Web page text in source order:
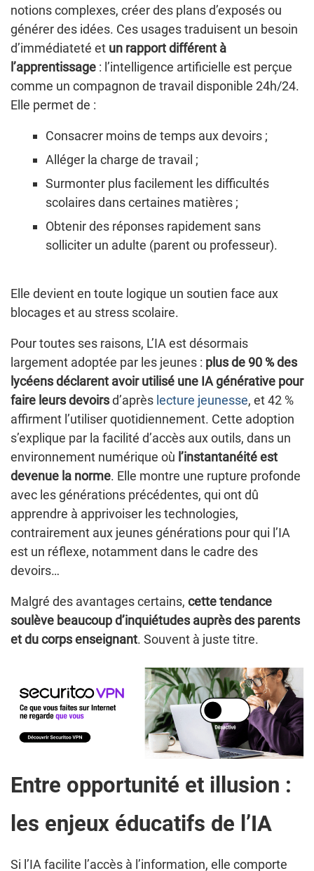
notions complexes, créer des plans d’exposés ou
générer des idées. Ces usages traduisent un besoin
d’immédiateté et un rapport différent à
l’apprentissage : l’intelligence artificielle est perçue
comme un compagnon de travail disponible 24h/24.
Elle permet de :
Consacrer moins de temps aux devoirs ;
Alléger la charge de travail ;
Surmonter plus facilement les difficultés
scolaires dans certaines matières ;
Obtenir des réponses rapidement sans
solliciter un adulte (parent ou professeur).
Elle devient en toute logique un soutien face aux
blocages et au stress scolaire.
Pour toutes ses raisons, L’IA est désormais
largement adoptée par les jeunes : plus de 90 % des
lycéens déclarent avoir utilisé une IA générative pour
faire leurs devoirsd’après lecture jeunesse, et 42 %
affirment l’utiliser quotidiennement. Cette adoption
s’explique par la facilité d’accès aux outils, dans un
environnement numérique où l’instantanéité est
devenue la norme. Elle montre une rupture profonde
avec les générations précédentes, qui ont dû
apprendre à apprivoiser les technologies,
contrairement aux jeunes générations pour qui l’IA
est un réflexe, notamment dans le cadre des
devoirs…
Malgré des avantages certains, cette tendance
soulève beaucoup d’inquiétudes auprès des parents
et du corps enseignant. Souvent à juste titre.
Entre opportunité et illusion :
les enjeux éducatifs de l’IA
Si l’IA facilite l’accès à l’information, elle comporte